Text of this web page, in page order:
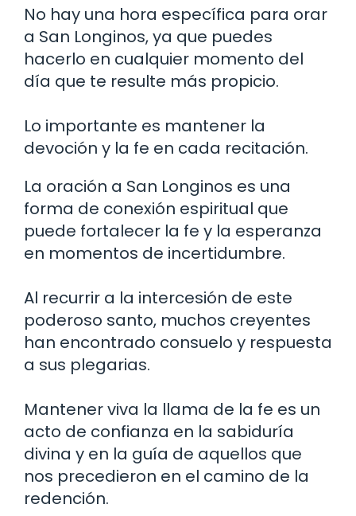
No hay una hora específica para orar
a San Longinos, ya que puedes
hacerlo en cualquier momento del
día que te resulte más propicio.
Lo importante es mantener la
devoción y la fe en cada recitación.
La oración a San Longinos es una
forma de conexión espiritual que
puede fortalecer la fe y la esperanza
en momentos de incertidumbre.
Al recurrir a la intercesión de este
poderoso santo, muchos creyentes
han encontrado consuelo y respuesta
a sus plegarias.
Mantener viva la llama de la fe es un
acto de confianza en la sabiduría
divina y en la guía de aquellos que
nos precedieron en el camino de la
redención.